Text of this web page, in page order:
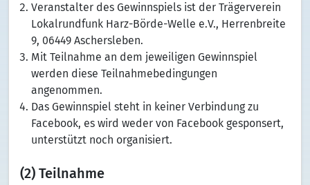
Veranstalter des Gewinnspiels ist der Trägerverein
Lokalrundfunk Harz-Börde-Welle e.V., Herrenbreite
9, 06449 Aschersleben.
Mit Teilnahme an dem jeweiligen Gewinnspiel
werden diese Teilnahmebedingungen
angenommen.
Das Gewinnspiel steht in keiner Verbindung zu
Facebook, es wird weder von Facebook gesponsert,
unterstützt noch organisiert.
(2) Teilnahme